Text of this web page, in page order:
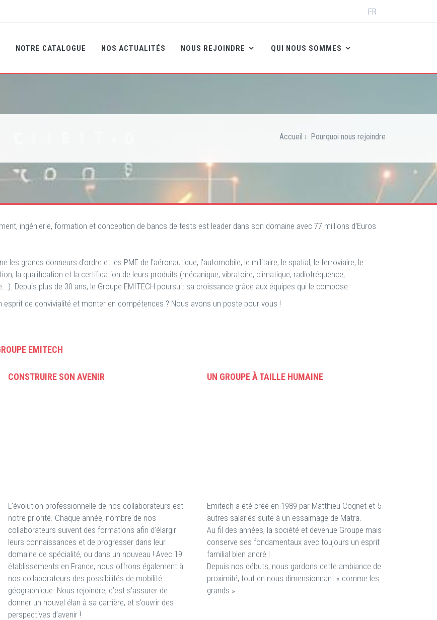
Select
FR
NOTRE CATALOGUE NOS ACTUALITÉS NOUS REJOINDRE QUI NOUS SOMMES
Accueil › Pourquoi nous rejoindre
ingénierie, formation et conception de bancs de tests est leader dans son domaine avec 77 millions d'Euros
les grands donneurs d'ordre et les PME de l'aéronautique, l'automobile, le militaire, le spatial, le ferroviaire, le
la qualification et la certification de leurs produits (mécanique, vibratoire, climatique, radiofréquence,
Depuis plus de 30 ans, le Groupe EMITECH poursuit sa croissance grâce aux équipes qui le compose.
de convivialité et monter en compétences ? Nous avons un poste pour vous !
EMITECH
CONSTRUIRE SON AVENIR
L'évolution professionnelle de nos collaborateurs est
notre priorité. Chaque année, nombre de nos
collaborateurs suivent des formations afin d’élargir
leurs connaissances et de progresser dans leur
domaine de spécialité, ou dans un nouveau ! Avec 19
établissements en France, nous offrons également à
nos collaborateurs des possibilités de mobilité
géographique. Nous rejoindre, c’est s’assurer de
donner un nouvel élan à sa carrière, et s’ouvrir des
perspectives d’avenir !
UN GROUPE À TAILLE HUMAINE
Emitech a été créé en 1989 par Matthieu Cognet et 5
autres salariés suite à un essaimage de Matra.
Au fil des années, la société et devenue Groupe mais
conserve ses fondamentaux avec toujours un esprit
familial bien ancré !
Depuis nos débuts, nous gardons cette ambiance de
proximité, tout en nous dimensionnant « comme les
grands ».